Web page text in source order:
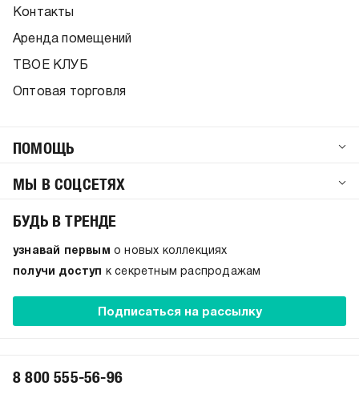
Контакты
Аренда помещений
ТВОЕ КЛУБ
Оптовая торговля
ПОМОЩЬ
МЫ В СОЦСЕТЯХ
БУДЬ В ТРЕНДЕ
узнавай первым о новых коллекциях
получи доступ к секретным распродажам
Подписаться на рассылку
8 800 555-56-96